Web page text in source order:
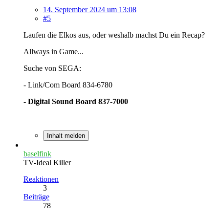
14. September 2024 um 13:08
#5
Laufen die Elkos aus, oder weshalb machst Du ein Recap?
Allways in Game...
Suche von SEGA:
- Link/Com Board 834-6780
- Digital Sound Board 837-7000
Inhalt melden
baselfink
TV-Ideal Killer
Reaktionen
3
Beiträge
78